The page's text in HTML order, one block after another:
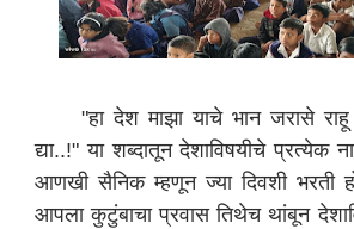
"हा देश माझा याचे भान जरासे राहू
द्या..!" या शब्दातून देशाविषयीचे प्रत्येक
आणखी सैनिक म्हणून ज्या दिवशी भरती
आपला कुटुंबाचा प्रवास तिथेच थांबून